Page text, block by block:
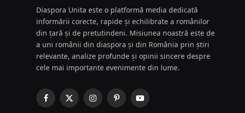
Diaspora Unita este o platformă media dedicată
informării corecte, rapide și echilibrate a românilor
din țară și de pretutindeni. Misiunea noastră este de
a uni românii din diaspora și din România prin știri
relevante, analize profunde și opinii sincere despre
cele mai importante evenimente din lume.
Facebook
X
InstagramPinterestYouTube